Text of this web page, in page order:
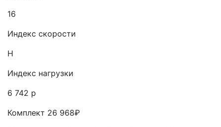
16
Индекс скорости
H
Индекс нагрузки
6 742 р
Комплект 26 968₽